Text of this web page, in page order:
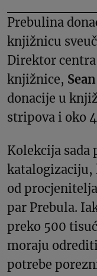
Prebulina
knjižnicu
Direktor
knjižnice,
donacije u
stripova i oko
Kolekcija sada
katalogizaciju,
od
par Prebula.
preko 500
moraju
potrebe